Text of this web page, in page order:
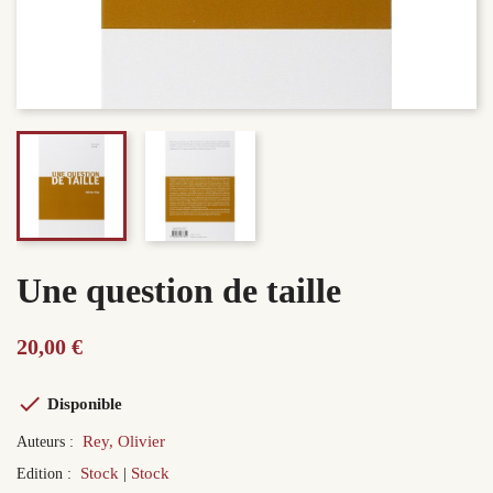
Une question de taille
20,00 €
 Disponible
Auteurs : Rey, Olivier
Edition : Stock Stock